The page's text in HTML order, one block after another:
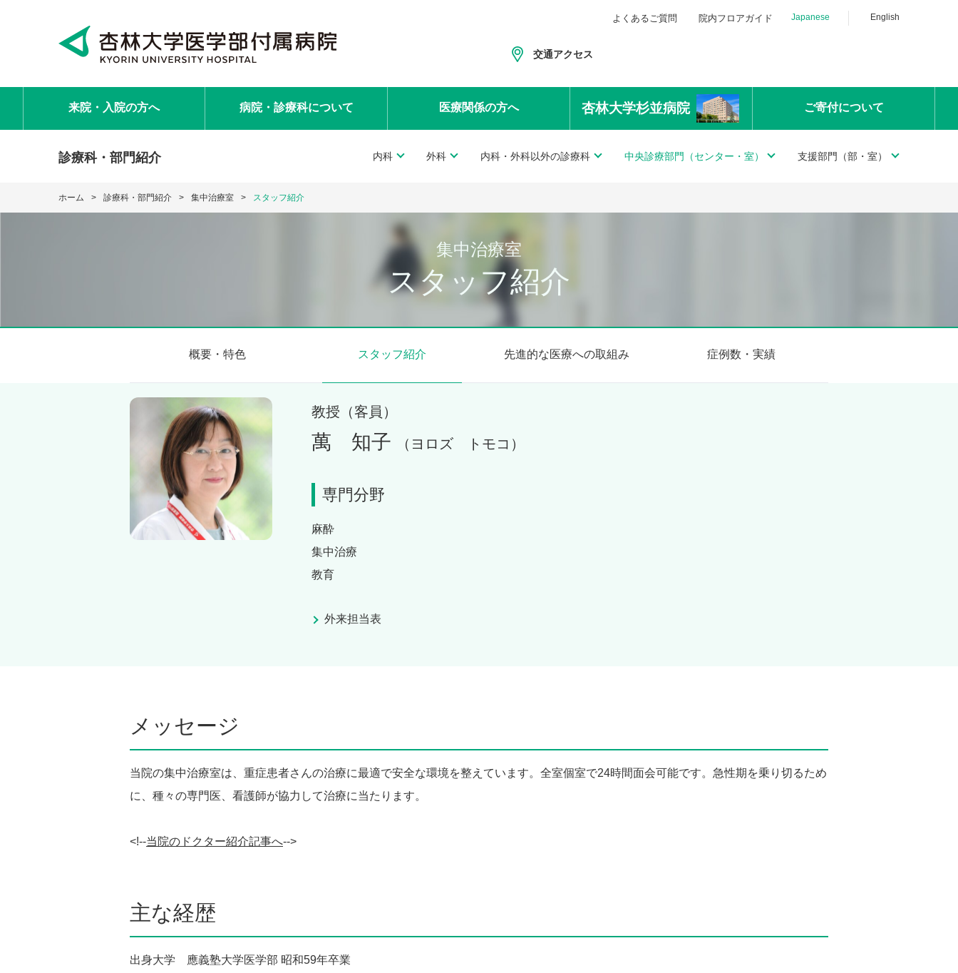
よくあるご質問 院内フロアガイド Japanese English
交通アクセス
来院・入院の方へ 病院・診療科について 医療関係の方へ 杏林大学杉並病院 ご寄付について
診療科・部門紹介 内科 外科 内科・外科以外の診療科 中央診療部門（センター・室） 支援部門（部・室）
ホーム 診療科・部門紹介 集中治療室 スタッフ紹介
集中治療室
スタッフ紹介
概要・特色 スタッフ紹介 先進的な医療への取組み 症例数・実績
教授（客員）
萬 知子 （ヨロズ トモコ）
専門分野
麻酔
集中治療
教育
外来担当表
メッセージ
当院の集中治療室は、重症患者さんの治療に最適で安全な環境を整えています。全室個室で24時間面会可能です。急性期を乗り切るため
に、種々の専門医、看護師が協力して治療に当たります。
<!--当院のドクター紹介記事へ-->
主な経歴
出身大学 應義塾大学医学部 昭和59年卒業